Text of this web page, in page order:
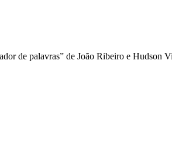
de palavras” de João Ribeiro e Hudson